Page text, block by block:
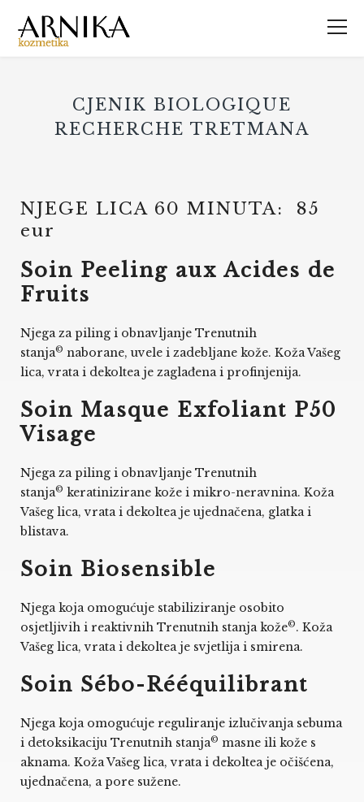
CJENIK BIOLOGIQUE
RECHERCHE TRETMANA
NJEGE LICA 60 MINUTA: 85
eur
Soin Peeling aux Acides de
Fruits
Njega za piling i obnavljanje Trenutnih
stanja© naborane, uvele i zadebljane kože. Koža Vašeg
lica, vrata i dekoltea je zaglađena i profinjenija.
Soin Masque Exfoliant P50
Visage
Njega za piling i obnavljanje Trenutnih
stanja© keratinizirane kože i mikro-neravnina. Koža
Vašeg lica, vrata i dekoltea je ujednačena, glatka i
blistava.
Soin Biosensible
Njega koja omogućuje stabiliziranje osobito
osjetljivih i reaktivnih Trenutnih stanja kože©. Koža
Vašeg lica, vrata i dekoltea je svjetlija i smirena.
Soin Sébo-Rééquilibrant
Njega koja omogućuje reguliranje izlučivanja sebuma
i detoksikaciju Trenutnih stanja© masne ili kože s
aknama. Koža Vašeg lica, vrata i dekoltea je očišćena,
ujednačena, a pore sužene.